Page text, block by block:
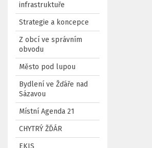
infrastruktuře
Strategie a koncepce
Z obcí ve správním
obvodu
Město pod lupou
Bydlení ve Žďáře nad
Sázavou
Místní Agenda 21
CHYTRÝ ŽĎÁR
EKIS